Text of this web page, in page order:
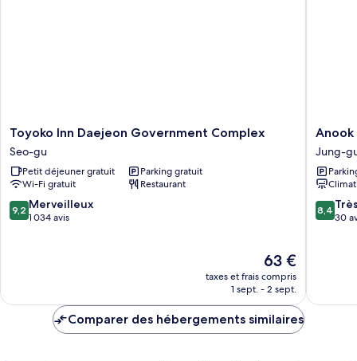
Toyoko
Inn
Daejeon
Government
Complex
Seo-
gu
Toyoko Inn Daejeon Government Complex
Seo-gu
Petit déjeuner gratuit
Parking gratuit
Wi-Fi gratuit
Restaurant
9.2
sur
9,2 Merveilleux
1 034 avis
Le
nouveau
prix
de
63 €
taxes et frais compris
1 sept. - 2 sept.
Anook
Air
Hotel
Daejeon
Station
Jung-
gu
Jung-
8.4
sur
8,4
30
Comparer des hébergements similaires